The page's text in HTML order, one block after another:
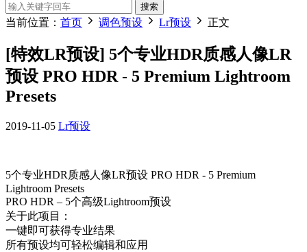
搜索
当前位置： 首页 调色预设 Lr预设 正文
[特效LR预设] 5个专业HDR质感人像LR
预设 PRO HDR - 5 Premium Lightroom
Presets
2019-11-05 Lr预设
5个专业HDR质感人像LR预设 PRO HDR - 5 Premium
Lightroom Presets
PRO HDR – 5个高级Lightroom预设
关于此项目：
一键即可获得专业结果
所有预设均可轻松编辑和应用